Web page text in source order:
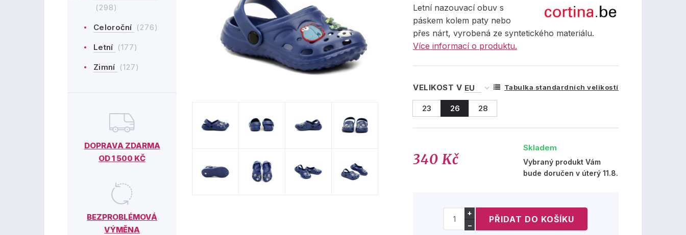
(298)
Celoroční (276)
Letní (177)
Zimní (127)
DOPRAVA ZDARMA
OD 1 500 KČ
BEZPROBLÉMOVÁ
VÝMĚNA
Letní nazouvací obuv s
páskem kolem paty nebo
přes nárt, vyrobená ze syntetického materiálu.
Více informací o produktu.
VELIKOST V Tabulka standardních velikostí
23 26 28
340 Kč
Skladem
Vybraný produkt Vám
bude doručen v úterý 11.8.
+
−